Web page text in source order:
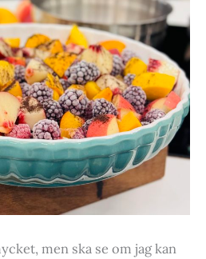
men ska se om jag kan